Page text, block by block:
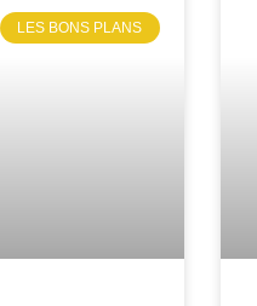
LES BONS PLANS